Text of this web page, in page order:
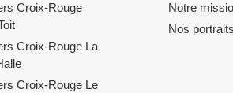
Croix-Rouge
Croix-Rouge La
Croix-Rouge Le
Notre
Nos portraits